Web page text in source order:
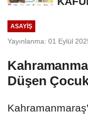
ASAYİŞ
Yayınlanma: 01 Eylül
Düşen